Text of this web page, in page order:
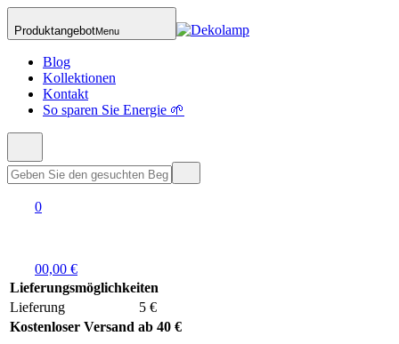
ProduktangebotMenu
Blog
Kollektionen
Kontakt
So sparen Sie Energie 🌱
0
00,00 €
Lieferungsmöglichkeiten
Lieferung
5 €
Kostenloser Versand ab 40 €